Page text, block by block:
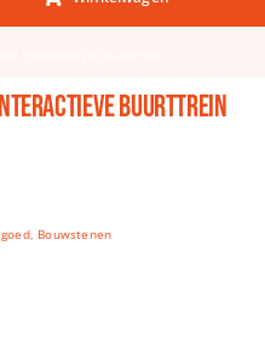
interactieve buurttrein
, Bouwstenen